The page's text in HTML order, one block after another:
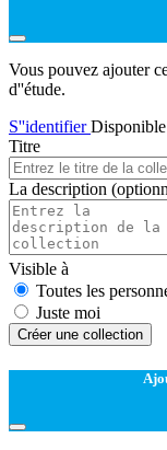
Vous pouvez ajouter
d''étude.
S''identifier
Titre
La description
Visible à
Toutes les
Juste moi
Créer une collection